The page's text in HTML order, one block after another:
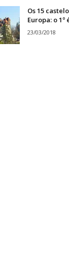
Os 15
Europa: o
23/03/2018